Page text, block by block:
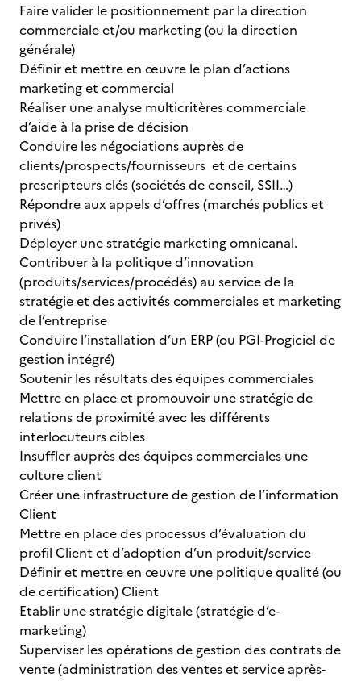
Faire valider le positionnement par la direction
commerciale et/ou marketing (ou la direction
générale)
Définir et mettre en œuvre le plan d’actions
marketing et commercial
Réaliser une analyse multicritères commerciale
d’aide à la prise de décision
Conduire les négociations auprès de
clients/prospects/fournisseurs et de certains
prescripteurs clés (sociétés de conseil, SSII…)
Répondre aux appels d’offres (marchés publics et
privés)
Déployer une stratégie marketing omnicanal.
Contribuer à la politique d’innovation
(produits/services/procédés) au service de la
stratégie et des activités commerciales et marketing
de l’entreprise
Conduire l’installation d’un ERP (ou PGI-Progiciel de
gestion intégré)
Soutenir les résultats des équipes commerciales
Mettre en place et promouvoir une stratégie de
relations de proximité avec les différents
interlocuteurs cibles
Insuffler auprès des équipes commerciales une
culture client
Créer une infrastructure de gestion de l’information
Client
Mettre en place des processus d’évaluation du
profil Client et d’adoption d’un produit/service
Définir et mettre en œuvre une politique qualité (ou
de certification) Client
Etablir une stratégie digitale (stratégie d’e-
marketing)
Superviser les opérations de gestion des contrats de
vente (administration des ventes et service après-